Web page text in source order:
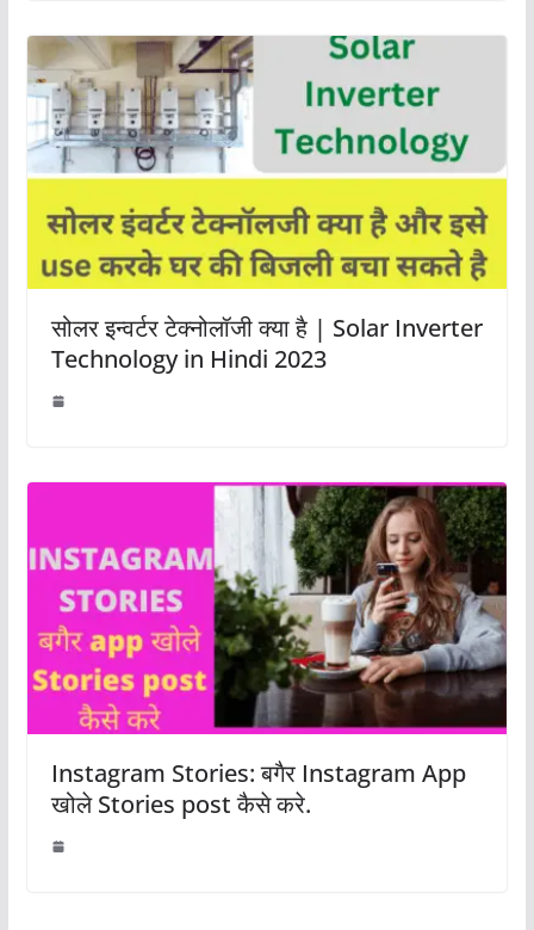
सोलर इन्वर्टर टेक्नोलॉजी क्या है | Solar Inverter
Technology in Hindi 2023
Instagram Stories: बगैर Instagram App
खोले Stories post कैसे करे.